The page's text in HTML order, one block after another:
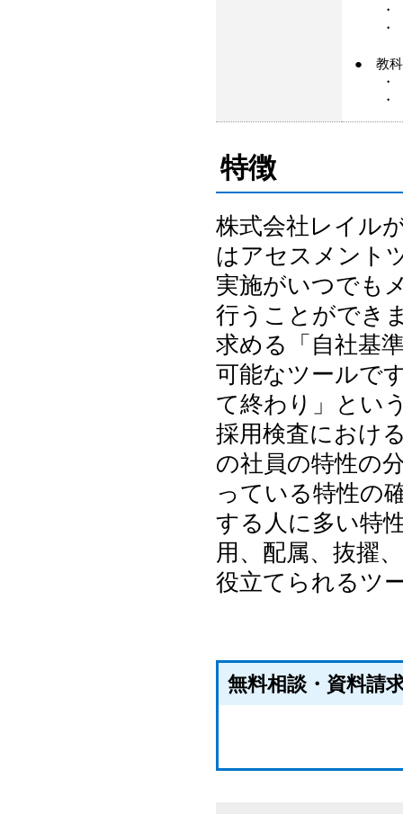
・ 「
・ 入
● 教科
・ 大
・ 新
特徴
株式会社レイル
はアセスメント
実施がいつでも
行うことができ
求める「自社基
可能なツールで
て終わり」とい
採用検査におけ
の社員の特性の
っている特性の
する人に多い特
用、配属、抜擢
役立てられるツ
無料相談・資料請